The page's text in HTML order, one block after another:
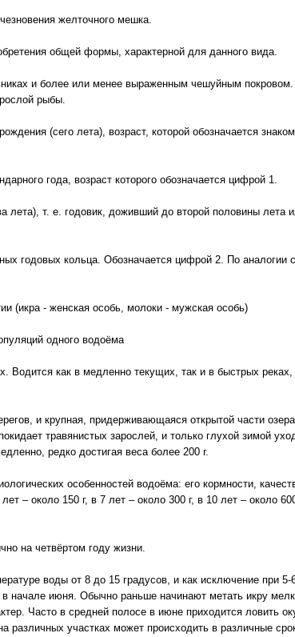
желточного мешка.
общей формы, характерной для данного вида.
и более или менее выраженным чешуйным
рыбы.
(сего лета), возраст, которой обозначается
года, возраст которого обозначается цифрой 1.
т. е. годовик, доживший до второй половины лета
годовых кольца. Обозначается цифрой 2. По аналогии
(икра - женская особь, молоки - мужская особь)
одного водоёма
Водится как в медленно текущих, так и в быстрых
и крупная, придерживающаяся открытой части
травянистых зарослей, и только глухой зимой
редко достигая веса более 200 г.
особенностей водоёма: его кормности,
– около 150 г, в 7 лет – около 300 г, в 10 лет – около
на четвёртом году жизни.
воды от 8 до 15 градусов, и как исключение при
начале июня. Обычно раньше начинают метать икру
Часто в средней полосе в июне приходится ловить
участках может происходить в различные